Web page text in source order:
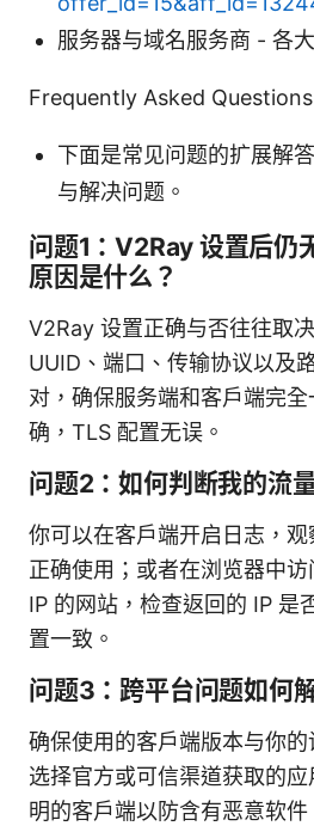
服务器与域名服务商 - 各
Frequently Asked Questions
下面是常见问题的扩展解
与解决问题。
问题1：V2Ray 设置后仍
原因是什么？
V2Ray 设置正确与否往往取
UUID、端口、传输协议以及
对，确保服务端和客户端完
确，TLS 配置无误。
问题2：如何判断我的流
你可以在客户端开启日志，
正确使用；或者在浏览器中
IP 的网站，检查返回的 IP 是
置一致。
问题3：跨平台问题如何
确保使用的客户端版本与你
选择官方或可信渠道获取的
明的客户端以防含有恶意软件